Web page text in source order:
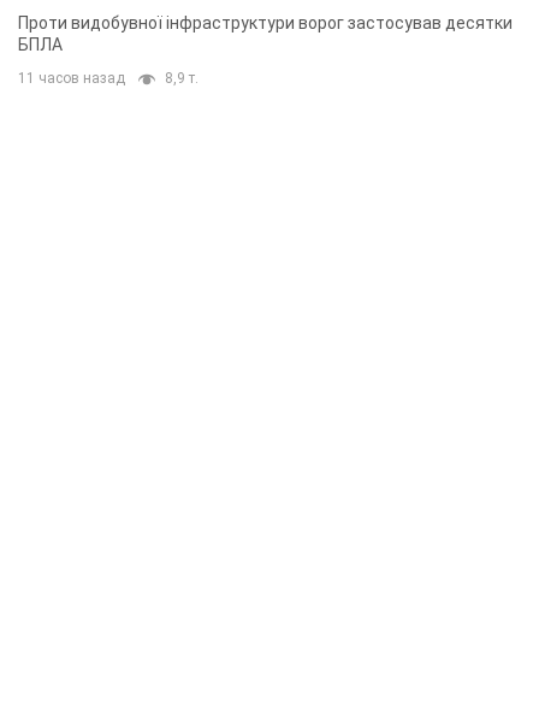
Проти видобувної інфраструктури ворог застосував десятки
БПЛА
11 часов назад 8,9 т.